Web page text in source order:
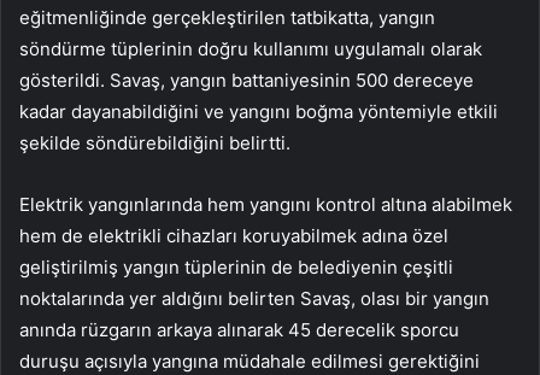
eğitmenliğinde gerçekleştirilen tatbikatta, yangın
söndürme tüplerinin doğru kullanımı uygulamalı olarak
gösterildi. Savaş, yangın battaniyesinin 500 dereceye
kadar dayanabildiğini ve yangını boğma yöntemiyle etkili
şekilde söndürebildiğini belirtti.
Elektrik yangınlarında hem yangını kontrol altına alabilmek
hem de elektrikli cihazları koruyabilmek adına özel
geliştirilmiş yangın tüplerinin de belediyenin çeşitli
noktalarında yer aldığını belirten Savaş, olası bir yangın
anında rüzgarın arkaya alınarak 45 derecelik sporcu
duruşu açısıyla yangına müdahale edilmesi gerektiğini